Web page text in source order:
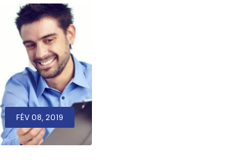
FÉV 08, 2019